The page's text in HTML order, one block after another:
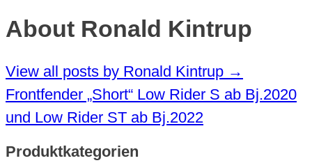
About Ronald Kintrup
View all posts by Ronald Kintrup →
Frontfender „Short“ Low Rider S ab Bj.2020
und Low Rider ST ab Bj.2022
Produktkategorien